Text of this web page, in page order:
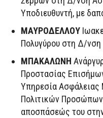
Υποδιευθυντή, με
ΜΑΥΡΟΔΕΛΛΟΥ
Πολυγύρου στη Δ/νση
ΜΠΑΚΑΛΩΝΗ
Προστασίας
Υπηρεσία Ασφάλειας
Πολιτικών
αποσπάσεώς του